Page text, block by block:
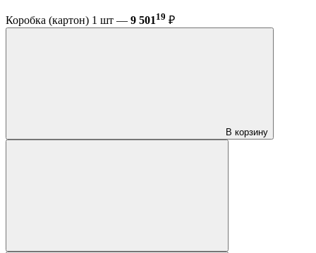
Коробка (картон) 1 шт — 9 50119 ₽
В корзину